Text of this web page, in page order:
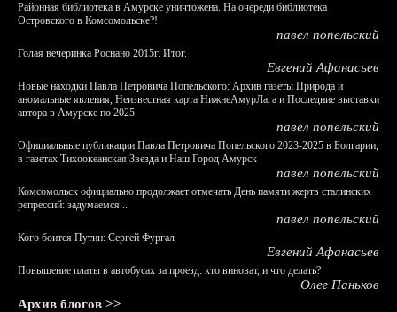
Районная библиотека в Амурске уничтожена. На очереди библиотека
Островского в Комсомольске?!
павел попельский
Голая вечеринка Роснано 2015г. Итог.
Евгений Афанасьев
Новые находки Павла Петровича Попельского: Архив газеты Природа и
аномальные явления, Неизвестная карта НижнеАмурЛага и Последние выставки
автора в Амурске по 2025
павел попельский
Официальные публикации Павла Петровича Попельского 2023-2025 в Болгарии,
в газетах Тихоокеанская Звезда и Наш Город Амурск
павел попельский
Комсомольск официально продолжает отмечать День памяти жертв сталинских
репрессий: задумаемся...
павел попельский
Кого боится Путин: Сергей Фургал
Евгений Афанасьев
Повышение платы в автобусах за проезд: кто виноват, и что делать?
Олег Паньков
Архив блогов >>